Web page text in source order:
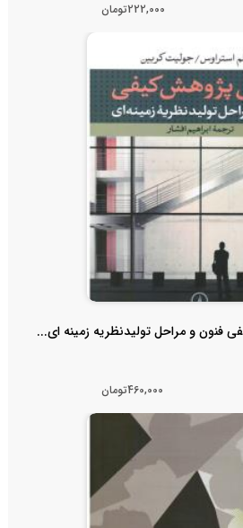
222,000تومان
فنون و مراحل تولیدنظریه زمینه ای...
460,000تومان